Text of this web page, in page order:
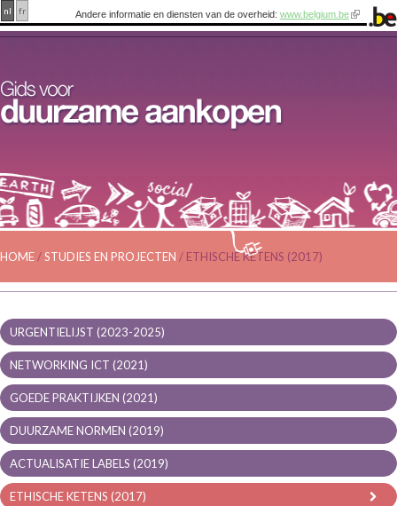
nl fr Andere informatie en diensten van de overheid: www.belgium.be
HOME /STUDIES EN PROJECTEN / ETHISCHE KETENS (2017)
URGENTIELIJST (2023-2025)
NETWORKING ICT (2021)
GOEDE PRAKTIJKEN (2021)
DUURZAME NORMEN (2019)
ACTUALISATIE LABELS (2019)
ETHISCHE KETENS (2017)